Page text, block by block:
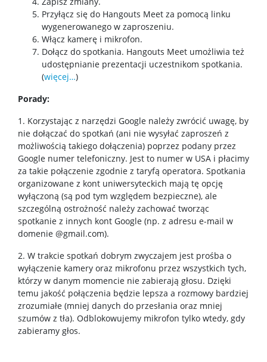
ECTS-MOST
Studenckie koła naukowe
Samorząd studentów
Biuro Karier
Porady techniczne
Praktyki
DOKTORANCI
Wizytówki doktorantów
KONTAKT
Przyłącz się do Hangouts Meet za pomocą linku
wygenerowanego w zaproszeniu.
Włącz kamerę i mikrofon.
Dołącz do spotkania. Hangouts Meet umożliwia też
udostępnianie prezentacji uczestnikom spotkania.
(więcej…)
Porady:
1. Korzystając z narzędzi Google należy zwrócić uwagę, by
nie dołączać do spotkań (ani nie wysyłać zaproszeń z
możliwością takiego dołączenia) poprzez podany przez
Google numer telefoniczny. Jest to numer w USA i płacimy
za takie połączenie zgodnie z taryfą operatora. Spotkania
organizowane z kont uniwersyteckich mają tę opcję
wyłączoną (są pod tym względem bezpieczne), ale
szczególną ostrożność należy zachować tworząc
spotkanie z innych kont Google (np. z adresu e-mail w
domenie @gmail.com).
2. W trakcie spotkań dobrym zwyczajem jest prośba o
wyłączenie kamery oraz mikrofonu przez wszystkich tych,
którzy w danym momencie nie zabierają głosu. Dzięki
temu jakość połączenia będzie lepsza a rozmowy bardziej
zrozumiałe (mniej danych do przesłania oraz mniej
szumów z tła). Odblokowujemy mikrofon tylko wtedy, gdy
zabieramy głos.